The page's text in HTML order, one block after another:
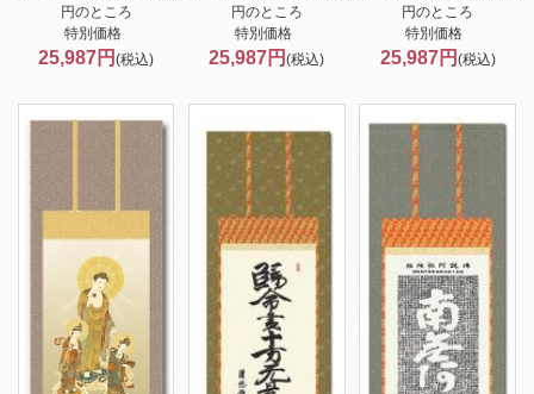
円のところ
特別価格
25,987円(税込)
円のところ
特別価格
25,987円(税込)
円のところ
特別価格
25,987円 (税込)